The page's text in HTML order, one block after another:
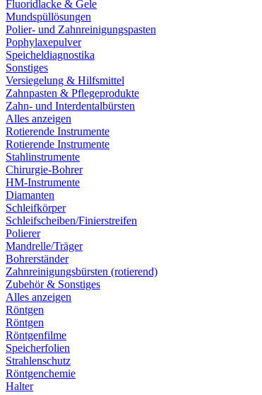
Fluoridlacke & Gele
Mundspüllösungen
Polier- und Zahnreinigungspasten
Pophylaxepulver
Speicheldiagnostika
Sonstiges
Versiegelung & Hilfsmittel
Zahnpasten & Pflegeprodukte
Zahn- und Interdentalbürsten
Alles anzeigen
Rotierende Instrumente
Rotierende Instrumente
Stahlinstrumente
Chirurgie-Bohrer
HM-Instrumente
Diamanten
Schleifkörper
Schleifscheiben/Finierstreifen
Polierer
Mandrelle/Träger
Bohrerständer
Zahnreinigungsbürsten (rotierend)
Zubehör & Sonstiges
Alles anzeigen
Röntgen
Röntgen
Röntgenfilme
Speicherfolien
Strahlenschutz
Röntgenchemie
Halter